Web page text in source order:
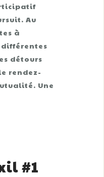
Au
à
détours
rendez-
Une
#1